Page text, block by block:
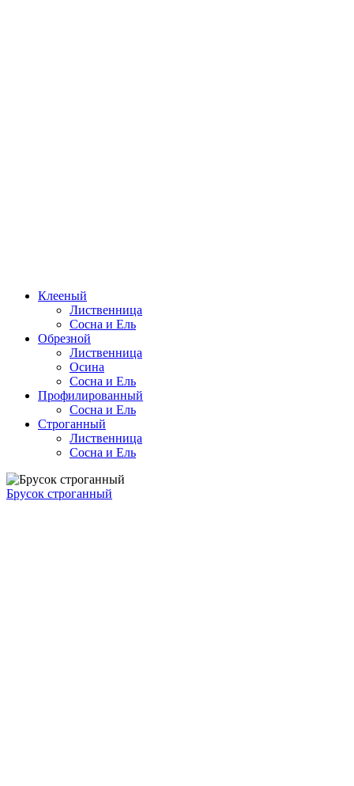
Клееный
Лиственница
Сосна и Ель
Обрезной
Лиственница
Осина
Сосна и Ель
Профилированный
Сосна и Ель
Строганный
Лиственница
Сосна и Ель
Брусок строганный